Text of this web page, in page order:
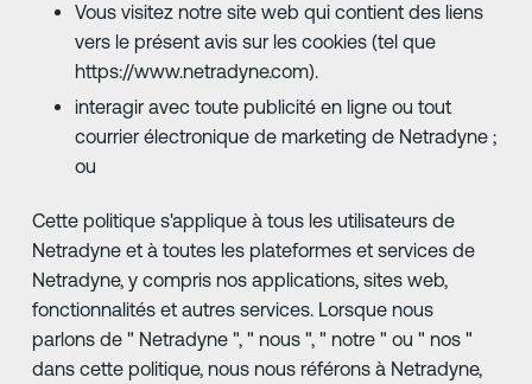
Vous visitez notre site web qui contient des liens
vers le présent avis sur les cookies (tel que
https://www.netradyne.com).
interagir avec toute publicité en ligne ou tout
courrier électronique de marketing de Netradyne ;
ou
Cette politique s'applique à tous les utilisateurs de
Netradyne et à toutes les plateformes et services de
Netradyne, y compris nos applications, sites web,
fonctionnalités et autres services. Lorsque nous
parlons de " Netradyne ", " nous ", " notre " ou " nos "
dans cette politique, nous nous référons à Netradyne,